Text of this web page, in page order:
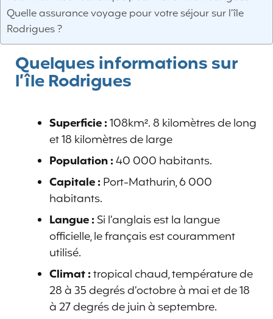
Quelle assurance voyage pour votre séjour sur l’île
Rodrigues ?
Quelques informations sur
l’île Rodrigues
Superficie :108km². 8 kilomètres de long
et 18 kilomètres de large
Population :40 000 habitants.
Capitale:Port-Mathurin, 6 000
habitants.
Langue :Si l’anglais est la langue
officielle, le français est couramment
utilisé.
Climat :tropical chaud, température de
28 à 35 degrés d’octobre à mai et de 18
à 27 degrés de juin à septembre.